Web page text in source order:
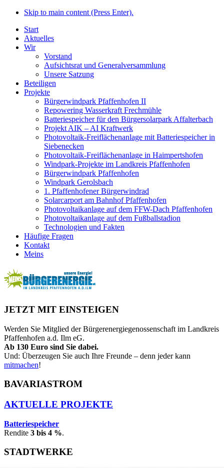
Skip to main content (Press Enter).
Start
Aktuelles
Wir
Vorstand
Aufsichtsrat und Generalversammlung
Unsere Satzung
Beteiligen
Projekte
Bürgerwindpark Pfaffenhofen II
Repowering Wasserkraft Frechmühle
Batteriespeicher für den Bürgersolarpark Affalterbach
Projekt AIK – AI Kraftwerk
Photovoltaik-Freiflächenanlage mit Batteriespeicher in
Siebenecken
Photovoltaik-Freiflächenanlage in Haimpertshofen
Windpark-Projekte im Landkreis Pfaffenhofen
Bürgerwindpark Pfaffenhofen
Windpark Gerolsbach
1. Pfaffenhofener Bürgerwindrad
Solarcarport am Bahnhof Pfaffenhofen
Photovoltaikanlage auf dem FFW-Dach Pfaffenhofen
Photovoltaikanlage auf dem Fußballstadion
Technologien und Fakten
Häufige Fragen
Kontakt
Meins
JETZT MIT EINSTEIGEN
Werden Sie Mitglied der Bürgerenergiegenossenschaft im Landkreis
Pfaffenhofen a.d. Ilm eG.
Ab 130 Euro sind Sie dabei.
Und: Überzeugen Sie auch Ihre Freunde – denn jeder kann
mitmachen!
BAVARIASTROM
AKTUELLE PROJEKTE
Batteriespeicher
Rendite 3 bis 4 %.
STADTWERKE